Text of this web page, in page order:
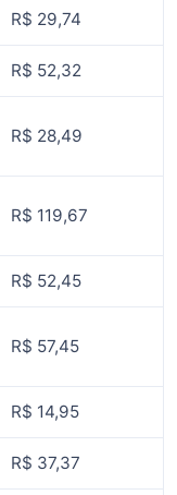
R$ 29,74
R$ 52,32
R$ 28,49
R$ 119,67
R$ 52,45
R$ 57,45
R$ 14,95
R$ 37,37